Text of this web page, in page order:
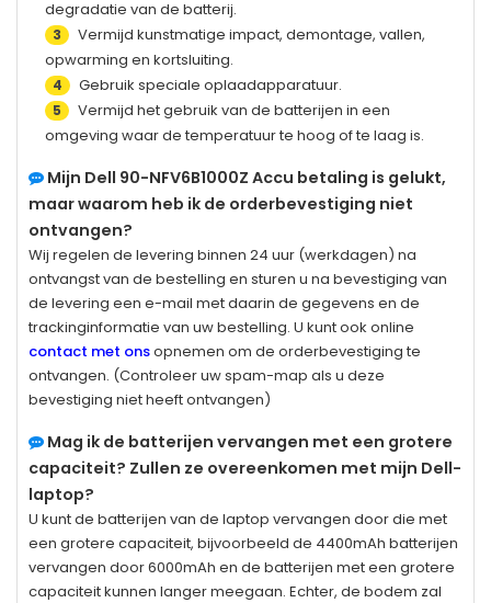
degradatie van de batterij.
3
Vermijd kunstmatige impact, demontage, vallen,
opwarming en kortsluiting.
4 Gebruik speciale oplaadapparatuur.
5
Vermijd het gebruik van de batterijen in een
omgeving waar de temperatuur te hoog of te laag is.
Mijn Dell 90-NFV6B1000Z Accu betaling is gelukt,
maar waarom heb ik de orderbevestiging niet
ontvangen?
Wij regelen de levering binnen 24 uur (werkdagen) na
ontvangst van de bestelling en sturen u na bevestiging van
de levering een e-mail met daarin de gegevens en de
trackinginformatie van uw bestelling. U kunt ook online
contact met onsopnemen om de orderbevestiging te
ontvangen. (Controleer uw spam-map als u deze
bevestiging niet heeft ontvangen)
Mag ik de batterijen vervangen met een grotere
capaciteit? Zullen ze overeenkomen met mijn Dell-
laptop?
U kunt de batterijen van de laptop vervangen door die met
een grotere capaciteit, bijvoorbeeld de 4400mAh batterijen
vervangen door 6000mAh en de batterijen met een grotere
capaciteit kunnen langer meegaan. Echter, de bodem zal